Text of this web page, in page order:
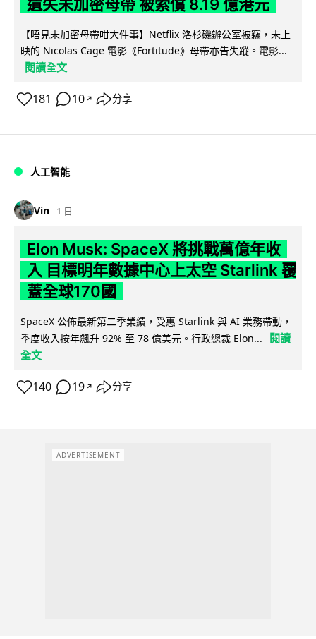
遺失未加密母帶 被索償 8.19 億港元
【唔見未加密母帶咁大件事】Netflix 洛杉磯辦公室被竊，未上
映的 Nicolas Cage 電影《Fortitude》母帶亦告失蹤。電影...
閱讀全文
181 10 ↗ 分享
人工智能
Vin 1 日
Elon Musk: SpaceX 將挑戰萬億年收
入 目標明年數據中心上太空 Starlink 覆
蓋全球170國
SpaceX 公佈最新第二季業績，受惠 Starlink 與 AI 業務帶動，
季度收入按年飆升 92% 至 78 億美元。行政總裁 Elon...
閱讀
全文
140 19 ↗ 分享
ADVERTISEMENT